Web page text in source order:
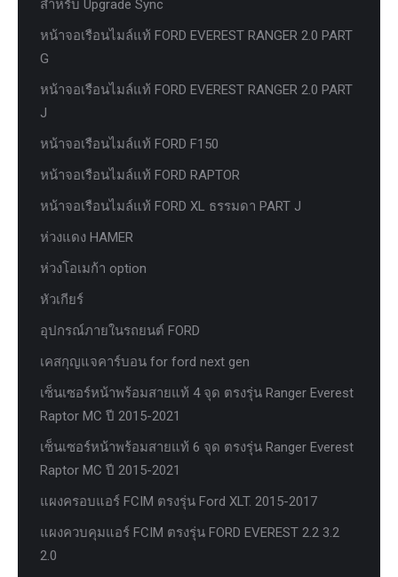
สำหรับ Upgrade Sync
หน้าจอเรือนไมล์แท้ FORD EVEREST RANGER 2.0 PART
G
หน้าจอเรือนไมล์แท้ FORD EVEREST RANGER 2.0 PART
J
หน้าจอเรือนไมล์แท้ FORD F150
หน้าจอเรือนไมล์แท้ FORD RAPTOR
หน้าจอเรือนไมล์แท้ FORD XL ธรรมดา PART J
ห่วงแดง HAMER
ห่วงโอเมก้า option
หัวเกียร์
อุปกรณ์ภายในรถยนต์ FORD
เคสกุญแจคาร์บอน for ford next gen
เซ็นเซอร์หน้าพร้อมสายแท้ 4 จุด ตรงรุ่น Ranger Everest
Raptor MC ปี 2015-2021
เซ็นเซอร์หน้าพร้อมสายแท้ 6 จุด ตรงรุ่น Ranger Everest
Raptor MC ปี 2015-2021
แผงครอบแอร์ FCIM ตรงรุ่น Ford XLT. 2015-2017
แผงควบคุมแอร์ FCIM ตรงรุ่น FORD EVEREST 2.2 3.2
2.0